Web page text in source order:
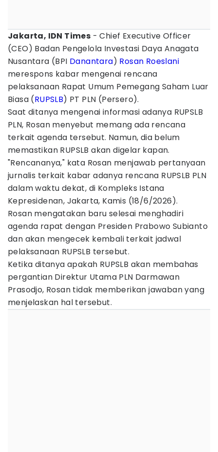
Jakarta, IDN Times - Chief Executive Officer
(CEO) Badan Pengelola Investasi Daya Anagata
Nusantara (BPI Danantara) Rosan Roeslani
merespons kabar mengenai rencana
pelaksanaan Rapat Umum Pemegang Saham Luar
Biasa (RUPSLB) PT PLN (Persero).
Saat ditanya mengenai informasi adanya RUPSLB
PLN, Rosan menyebut memang ada rencana
terkait agenda tersebut. Namun, dia belum
memastikan RUPSLB akan digelar kapan.
"Rencananya," kata Rosan menjawab pertanyaan
jurnalis terkait kabar adanya rencana RUPSLB PLN
dalam waktu dekat, di Kompleks Istana
Kepresidenan, Jakarta, Kamis (18/6/2026).
Rosan mengatakan baru selesai menghadiri
agenda rapat dengan Presiden Prabowo Subianto
dan akan mengecek kembali terkait jadwal
pelaksanaan RUPSLB tersebut.
Ketika ditanya apakah RUPSLB akan membahas
pergantian Direktur Utama PLN Darmawan
Prasodjo, Rosan tidak memberikan jawaban yang
menjelaskan hal tersebut.